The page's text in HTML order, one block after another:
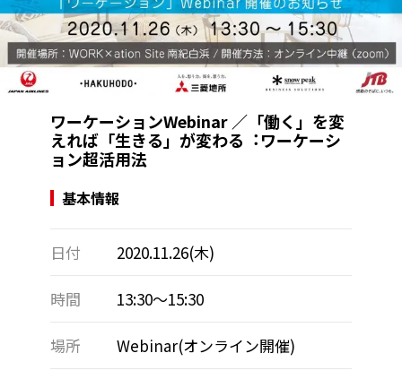
ワーケーションWebinar ／「働く」を変
えれば「⽣きる」が変わる︓ワーケーシ
ョン超活⽤法
基本情報
日付 2020.11.26(木)
時間 13:30～15:30
場所 Webinar(オンライン開催)